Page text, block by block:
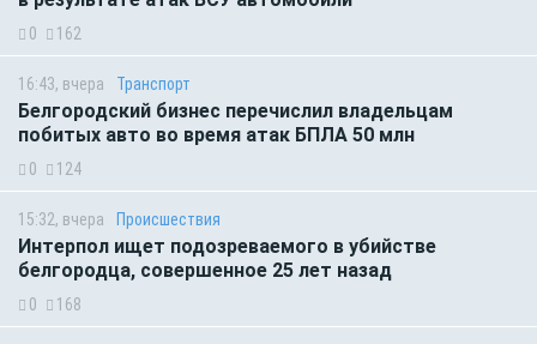
0 162
16:43, вчера Транспорт
Белгородский бизнес перечислил владельцам
побитых авто во время атак БПЛА 50 млн
0 124
15:32, вчера Происшествия
Интерпол ищет подозреваемого в убийстве
белгородца, совершенное 25 лет назад
0 168